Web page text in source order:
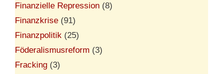
Finanzielle Repression (8)
Finanzkrise (91)
Finanzpolitik (25)
Föderalismusreform (3)
Fracking (3)